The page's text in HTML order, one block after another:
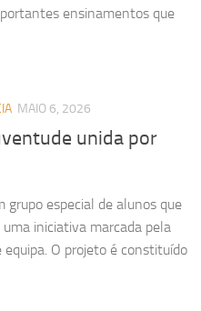
ensinamentos que
MAIO 6, 2026
unida por
especial de alunos que
uma iniciativa marcada pela
O projeto é constituído